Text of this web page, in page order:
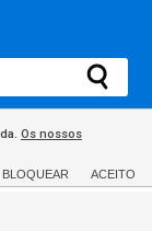
Os nossos
BLOQUEAR ACEITO